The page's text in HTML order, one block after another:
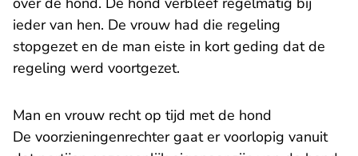
ieder van hen. De vrouw had die regeling
stopgezet en de man eiste in kort geding dat de
regeling werd voortgezet.
Man en vrouw recht op tijd met de hond
De voorzieningenrechter gaat er voorlopig vanuit